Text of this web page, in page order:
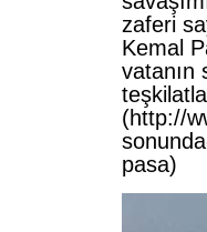
zaferi
Kemal
vatanın
(http://
pasa)